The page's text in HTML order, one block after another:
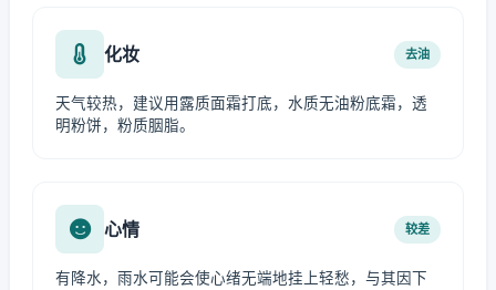
化妆 去油
天气较热，建议用露质面霜打底，水质无油粉底霜，透
明粉饼，粉质胭脂。
心情 较差
有降水，雨水可能会使心绪无端地挂上轻愁，与其因下